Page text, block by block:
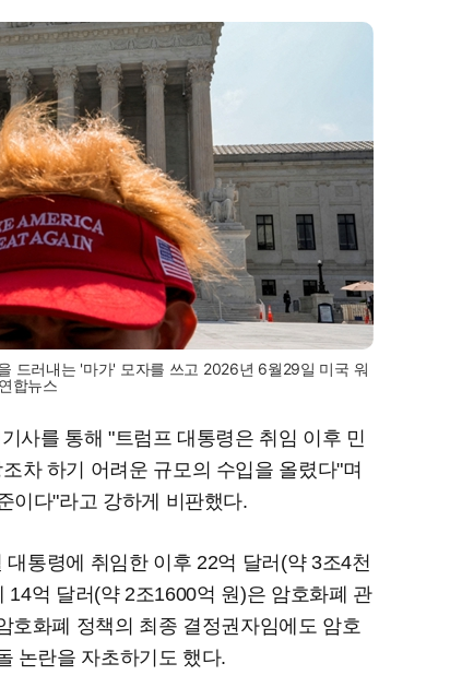
드러내는 '마가' 모자를 쓰고 2026년 6월29일 미국 워
합뉴스
사를 통해 "트럼프 대통령은 취임 이후 민
차 하기 어려운 규모의 수입을 올렸다"며
이다"라고 강하게 비판했다.
통령에 취임한 이후 22억 달러(약 3조4천
14억 달러(약 2조1600억 원)은 암호화폐 관
호화폐 정책의 최종 결정권자임에도 암호
논란을 자초하기도 했다.